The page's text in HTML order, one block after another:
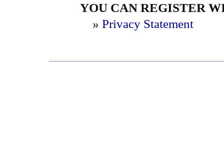
YOU CAN REGISTER
» Privacy Statement